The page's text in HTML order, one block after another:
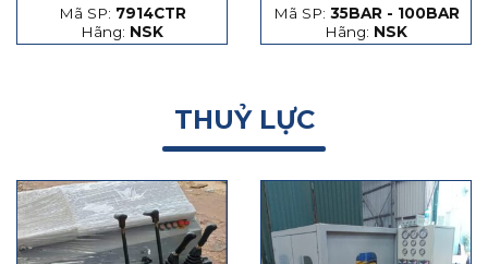
Mã SP: 7914CTR
Hãng: NSK
hạt thép và hạt gốm
Mã SP: 35BAR - 100BAR
Hãng: NSK
THUỶ LỰC